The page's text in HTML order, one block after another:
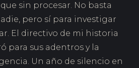
sin procesar. No basta
pero sí para investigar
El directivo de mi historia
para sus adentros y la
Un año de silencio en